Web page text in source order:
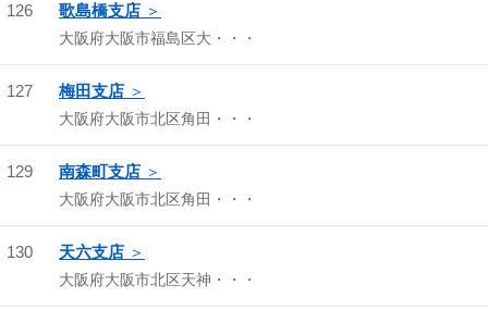
126 歌島橋支店
大阪府大阪市福島区大・・・
127 梅田支店
大阪府大阪市北区角田・・・
129 南森町支店
大阪府大阪市北区角田・・・
130 天六支店
大阪府大阪市北区天神・・・